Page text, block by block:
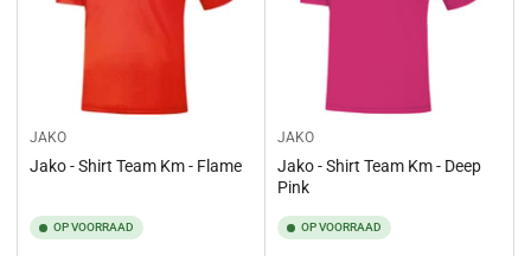
JAKO
Jako - Shirt Team Km - Flame
OP VOORRAAD
JAKO
Jako - Shirt Team Km - Deep
Pink
OP VOORRAAD